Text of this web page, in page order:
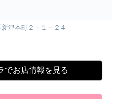
津本町２－１－２４
でお店情報を見る